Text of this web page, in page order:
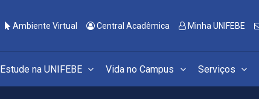
Ambiente Virtual Central Acadêmica Minha UNIFEBE
Estude na UNIFEBE Vida no Campus Serviços